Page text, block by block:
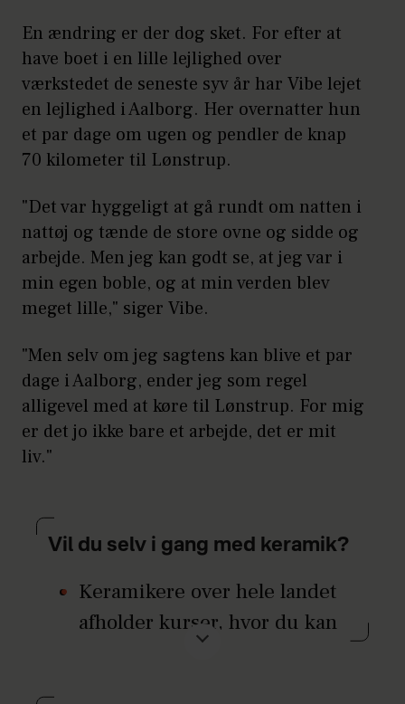
En ændring er der dog sket. For efter at
have boet i en lille lejlighed over
værkstedet de seneste syv år har Vibe lejet
en lejlighed i Aalborg. Her overnatter hun
et par dage om ugen og pendler de knap
70 kilometer til Lønstrup.
"Det var hyggeligt at gå rundt om natten i
nattøj og tænde de store ovne og sidde og
arbejde. Men jeg kan godt se, at jeg var i
min egen boble, og at min verden blev
meget lille," siger Vibe.
"Men selv om jeg sagtens kan blive et par
dage i Aalborg, ender jeg som regel
alligevel med at køre til Lønstrup. For mig
er det jo ikke bare et arbejde, det er mit
liv."
Vil du selv i gang med keramik?
Keramikere over hele landet
afholder kurser, hvor du kan